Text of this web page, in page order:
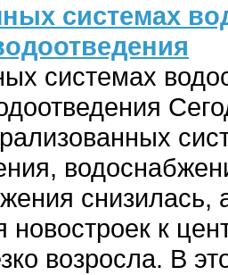
системах
системах
снизилась,
новостроек к
возросла. В